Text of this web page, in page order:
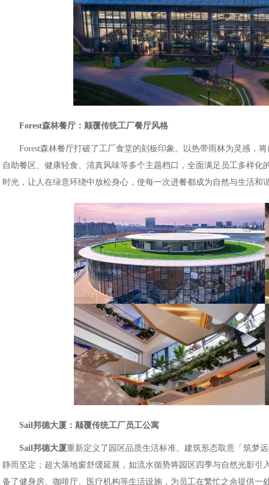
Forest森林餐厅：颠覆传统工厂餐厅风格
Forest森林餐厅打破了工厂食堂的刻板印象。以热带雨林为灵感，
自助餐区、健康轻食、清真风味等多个主题档口，全面满足员工多样
时光，让人在绿意环绕中放松身心，使每一次进餐都成为自然与生活和
Sail邦德大厦：颠覆传统工厂员工公寓
Sail邦德大厦重新定义了园区品质生活标准。建筑形态取意「筑梦
静而坚定；超大落地窗舒缓延展，如流水循势将园区四季与自然光影
备了健身房、咖啡厅、医疗机构等生活设施，为员工在繁忙之余提供一